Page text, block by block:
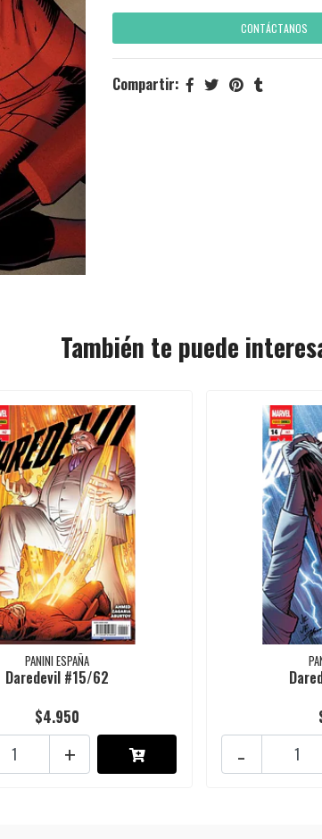
CONTÁCTANOS
Compartir:
También te puede
PANINI ESPAÑA
Daredevil #15/62
$4.950
+ -